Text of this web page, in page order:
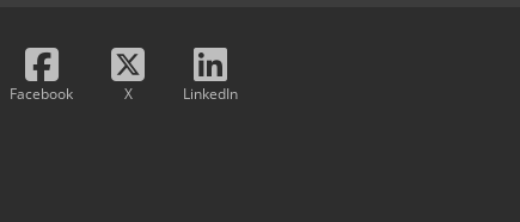
Facebook X LinkedIn